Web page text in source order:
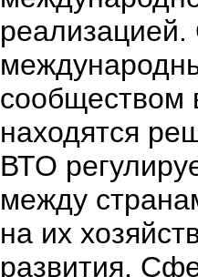
сообществом
находятся
ВТО
между
на их
развития.